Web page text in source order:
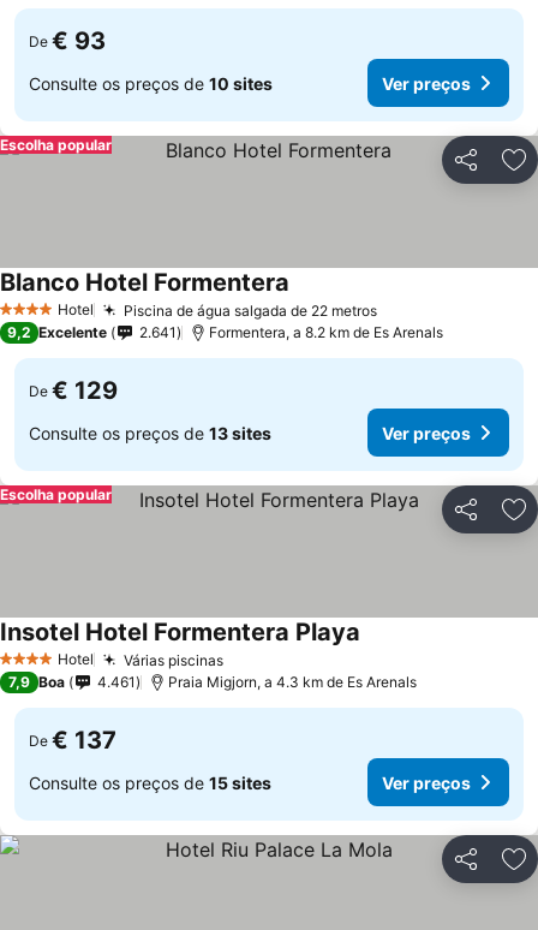
De € 93
Consulte os preços de 10 sites Ver preços
Partilhar
Escolha popular
4 EstrelasHotel Piscina de água salgada de 22 metros
Blanco Hotel Formentera
9,2 Excelente 2.641 Formentera, a 8.2 km de Es Arenals
De € 129
Consulte os preços de 13 sites Ver preços
Partilhar
Escolha popular
4 EstrelasHotel Várias piscinas
Insotel Hotel Formentera Playa
7,9 Boa 4.461 Praia Migjorn, a 4.3 km de Es Arenals
De € 137
Consulte os preços de 15 sites Ver preços
Partilhar